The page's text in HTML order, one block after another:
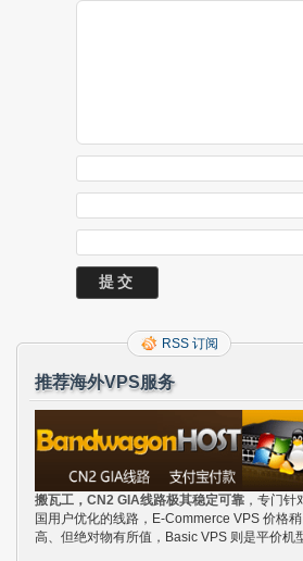
RSS 订阅
推荐海外VPS服务
搬瓦工，CN2 GIA线路极其稳定可靠 ，专门针
国用户优化的线路，E-Commerce VPS 价格稍
高、但绝对物有所值，Basic VPS 则是平价机